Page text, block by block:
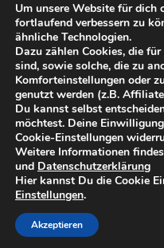
Kategorien
Inseln
ImpressumDatenschutzAGB
Um unsere Website für dich
fortlaufend verbessern zu
ähnliche Technologien.
Dazu zählen Cookies, die
sind, sowie solche, die zu
Komforteinstellungen oder
genutzt werden (z.B.
Du kannst selbst
möchtest. Deine
Cookie-Einstellungen
Weitere Informationen
und Datenschutzerklärung
Hier kannst Du die Cookie
Einstellungen.
Akzeptieren